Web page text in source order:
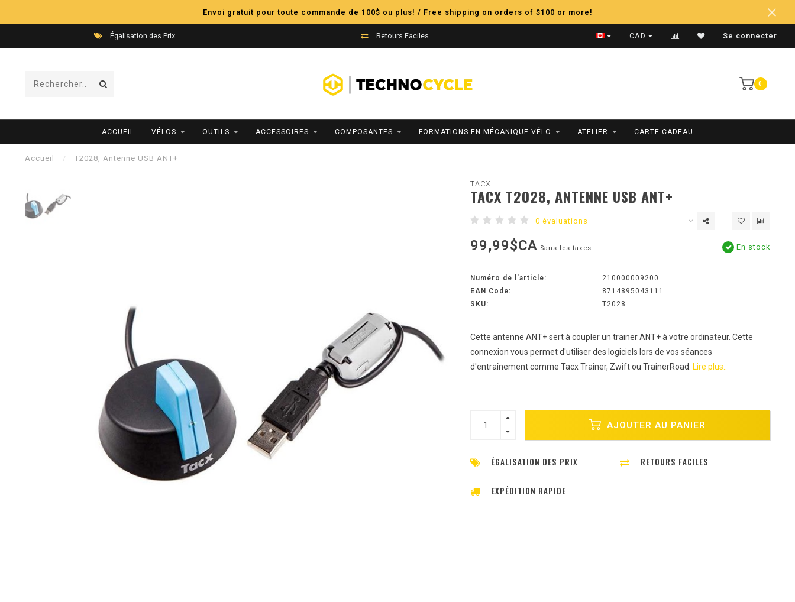
Envoi gratuit pour toute commande de 100$ ou plus! / Free shipping on orders of $100 or more!
Égalisation des Prix Retours Faciles Expédition Rapide
CAD Se connecter
0
ACCUEIL VÉLOS OUTILS ACCESSOIRES COMPOSANTES FORMATIONS EN MÉCANIQUE VÉLO ATELIER CARTE CADEAU
Accueil / T2028, Antenne USB ANT+
TACX
TACX T2028, ANTENNE USB ANT+
0 évaluations
99,99$CA Sans les taxes En stock
Numéro de l'article:
210000009200
EAN Code:
8714895043111
SKU:
T2028
Cette antenne ANT+ sert à coupler un trainer ANT+ à votre ordinateur. Cette
connexion vous permet d'utiliser des logiciels lors de vos séances
d'entraînement comme Tacx Trainer, Zwift ou TrainerRoad.
Lire plus..
AJOUTER AU PANIER
ÉGALISATION DES PRIX RETOURS FACILES
EXPÉDITION RAPIDE